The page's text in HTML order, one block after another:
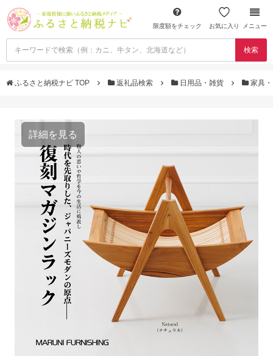
限度額をチェック お気に入り メニュー
検索
ふるさと納税ナビ TOP 返礼品検索 日用品・雑貨 家具
詳細を見る